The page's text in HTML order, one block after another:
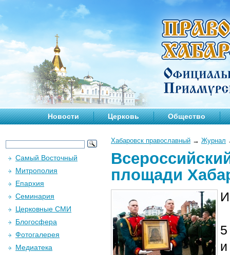
Новости Церковь Общество
Хабаровск православный → Журнал
площади
Самый Восточный
Митрополия
Епархия
Семинария
Церковные СМИ
Блогосфера
Фотогалерея
Медиатека